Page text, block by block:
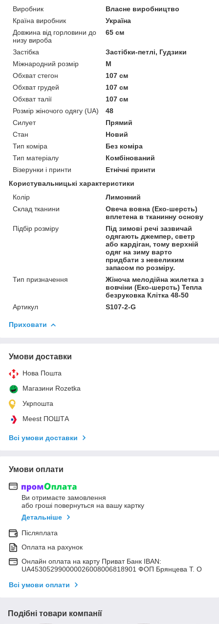
Виробник
Власне виробництво
Країна виробник
Україна
Довжина від горловини до
низу вироба
65 см
Застібка
Застібки-петлі, Гудзики
Міжнародний розмір
M
Обхват стегон
107 см
Обхват грудей
107 см
Обхват талії
107 см
Розмір жіночого одягу (UA)
48
Силует
Прямий
Стан
Новий
Тип коміра
Без коміра
Тип матеріалу
Комбінований
Візерунки і принти
Етнічні принти
Користувальницькі характеристики
Колір
Лимонний
Склад тканини
Овеча вовна (Еко-шерсть)
вплетена в тканинну основу
Підбір розміру
Під зимові речі зазвичай
одягають джемпер, светр
або кардіган, тому верхній
одяг на зиму варто
придбати з невеликим
запасом по розміру.
Тип призначення
Жіноча мелодійна жилетка з
вовчіни (Еко-шерсть) Тепла
безруковка Клітка 48-50
Артикул
S107-2-G
Приховати
Умови доставки
Нова Пошта
Магазини Rozetka
Укрпошта
Meest ПОШТА
Всі умови доставки
Умови оплати
Ви отримаєте замовлення
або гроші повернуться на вашу картку
Детальніше
Післяплата
Оплата на рахунок
Онлайн оплата на карту Приват Банк IBAN:
UA453052990000026008006818901 ФОП Брянцева Т. О
Всі умови оплати
Подібні товари компанії